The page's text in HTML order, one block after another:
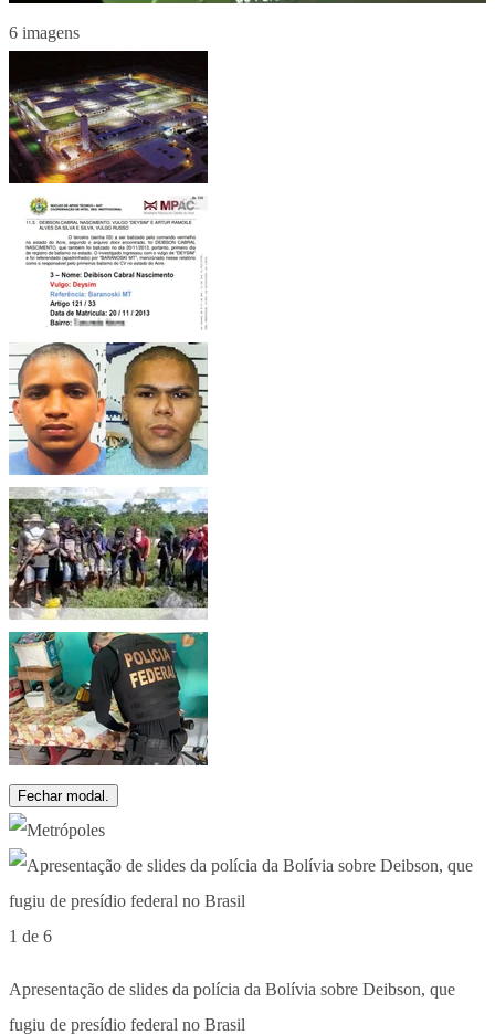
6 imagens
Fechar modal.
1 de 6
Apresentação de slides da polícia da Bolívia sobre Deibson, que
fugiu de presídio federal no Brasil